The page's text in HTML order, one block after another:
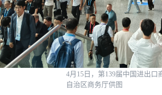
4月15日，第139届中国进出口
自治区商务厅供图